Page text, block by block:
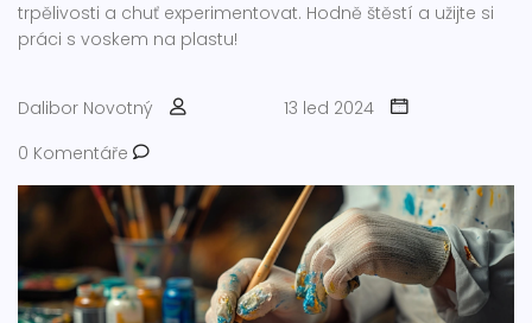
trpělivosti a chuť experimentovat. Hodně štěstí a užijte si
práci s voskem na plastu!
Dalibor Novotný
13 led 2024
0 Komentáře